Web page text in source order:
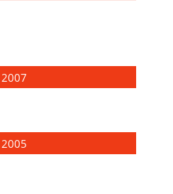
2007
2005